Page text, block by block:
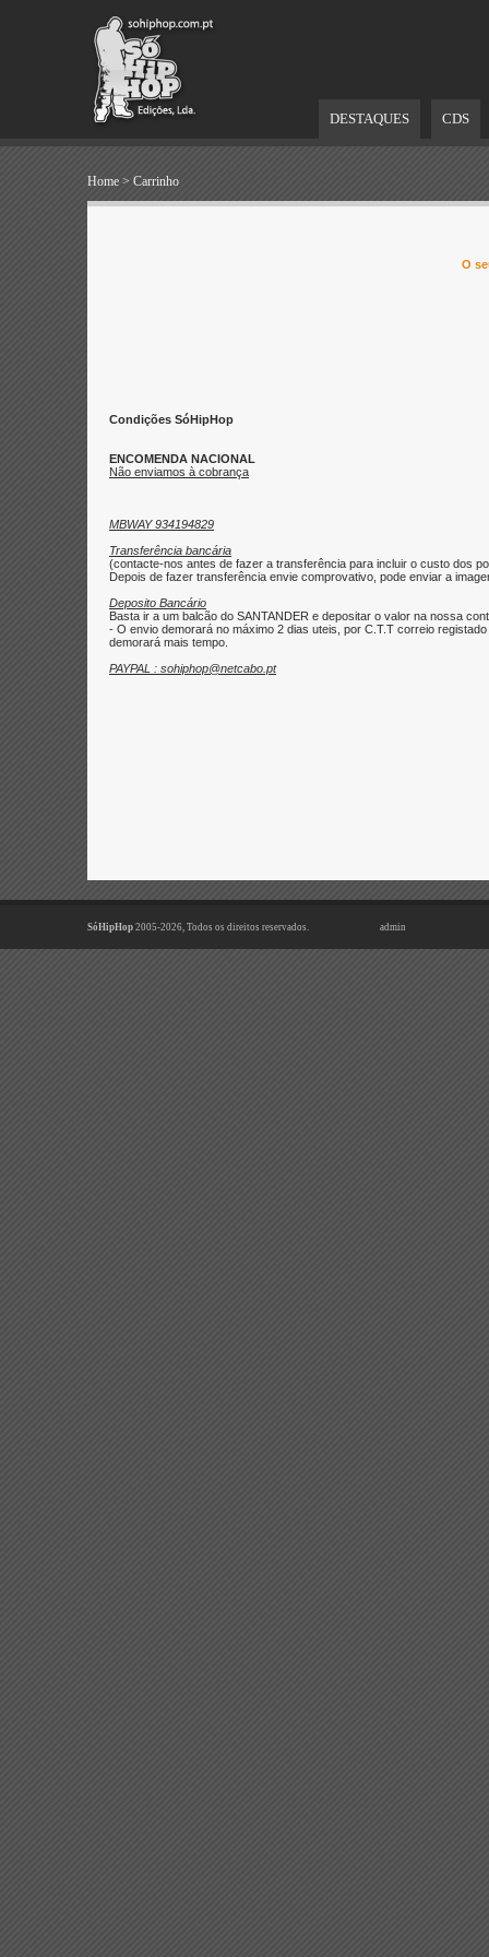
DESTAQUES CDS
Home > Carrinho
O
Condições SóHipHop
ENCOMENDA NACIONAL
Não enviamos à cobrança
MBWAY 934194829
Transferência bancária
(contacte-nos antes de fazer a transferência para incluir o custo dos
Depois de fazer transferência envie comprovativo, pode enviar a
Deposito Bancário
Basta ir a um balcão do SANTANDER e depositar o valor na nossa
- O envio demorará no máximo 2 dias uteis, por C.T.T correio
demorará mais tempo.
PAYPAL : sohiphop@netcabo.pt
SóHipHop 2005-2026, Todos os direitos reservados. admin